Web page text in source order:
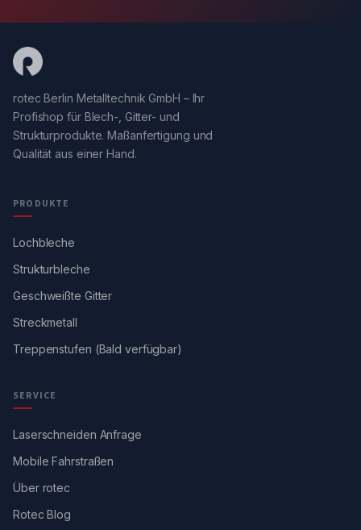
rotec Berlin Metalltechnik GmbH – Ihr
Profishop für Blech-, Gitter- und
Strukturprodukte. Maßanfertigung und
Qualität aus einer Hand.
PRODUKTE
Lochbleche
Strukturbleche
Geschweißte Gitter
Streckmetall
Treppenstufen (Bald verfügbar)
SERVICE
Laserschneiden Anfrage
Mobile Fahrstraßen
Über rotec
Rotec Blog